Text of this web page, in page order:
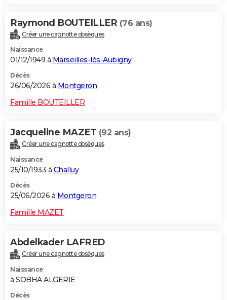
Raymond BOUTEILLER (76 ans)
Créer une cagnotte obsèques
Naissance
01/12/1949 à Marseilles-lès-Aubigny
Décès
26/06/2026 à Montgeron
Famille BOUTEILLER
Jacqueline MAZET (92 ans)
Créer une cagnotte obsèques
Naissance
25/10/1933 à Challuy
Décès
25/06/2026 à Montgeron
Famille MAZET
Abdelkader LAFRED
Créer une cagnotte obsèques
Naissance
à SOBHA ALGERIE
Décès